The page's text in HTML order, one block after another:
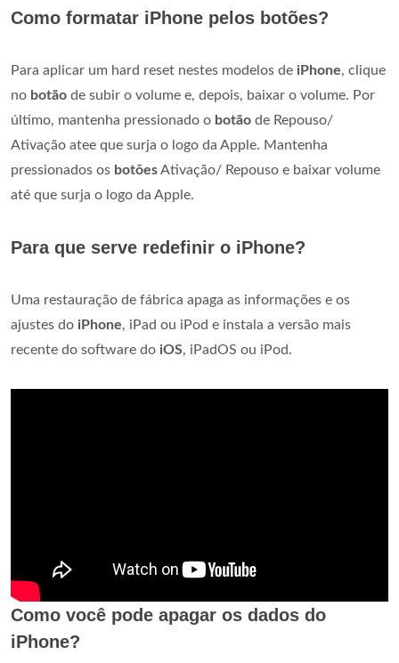
Como formatar iPhone pelos botões?
Para aplicar um hard reset nestes modelos de iPhone, clique
no botão de subir o volume e, depois, baixar o volume. Por
último, mantenha pressionado o botão de Repouso/
Ativação atee que surja o logo da Apple. Mantenha
pressionados os botõesAtivação/ Repouso e baixar volume
até que surja o logo da Apple.
Para que serve redefinir o iPhone?
Uma restauração de fábrica apaga as informações e os
ajustes do iPhone, iPad ou iPod e instala a versão mais
recente do software do iOS, iPadOS ou iPod.
Como você pode apagar os dados do
iPhone?